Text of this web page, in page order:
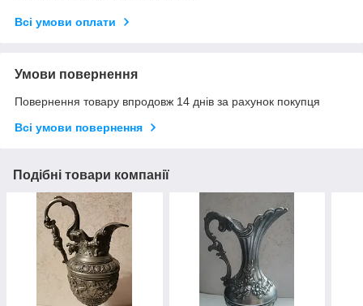
Всі умови оплати
Умови повернення
Повернення товару впродовж 14 днів за рахунок покупця
Всі умови повернення
Подібні товари компанії